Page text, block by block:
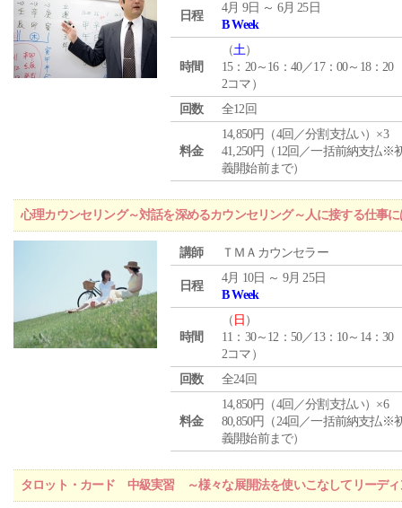
日程
4月 9日 ～ 6月 25日
B Week
時間
（土）
15：20～16：40／17：00～18：20
2コマ）
回数
全12回
料金
14,850円（4回／分割支払い）×3
41,250円（12回／一括前納支払※
義開始前まで）
心理カウンセリング～対話を深めるカウンセリング～人に接する仕事
講師 ＴＭＡカウンセラー
日程
4月 10日 ～ 9月 25日
B Week
時間
（ 日 ）
11：30～12：50／13：10～14：30
2コマ）
回数
全24回
料金
14,850円（4回／分割支払い）×6
80,850円（24回／一括前納支払※
義開始前まで）
タロット・カード 中級実習 ～様々な展開法を使いこなしてリーディ